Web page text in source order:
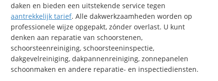
daken en bieden een uitstekende service tegen
aantrekkelijk tarief. Alle dakwerkzaamheden worden op
professionele wijze opgepakt, zónder overlast. U kunt
denken aan reparatie van schoorstenen,
schoorsteenreiniging, schoorsteeninspectie,
dakgevelreiniging, dakpannenreiniging, zonnepanelen
schoonmaken en andere reparatie- en inspectiediensten.